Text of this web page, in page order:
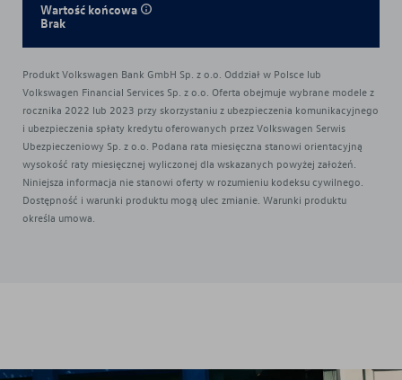
Wartość końcowa
Brak
Produkt Volkswagen Bank GmbH Sp. z o.o. Oddział w Polsce lub
Volkswagen Financial Services Sp. z o.o. Oferta obejmuje wybrane modele z
rocznika 2022 lub 2023 przy skorzystaniu z ubezpieczenia komunikacyjnego
i ubezpieczenia spłaty kredytu oferowanych przez Volkswagen Serwis
Ubezpieczeniowy Sp. z o.o. Podana rata miesięczna stanowi orientacyjną
wysokość raty miesięcznej wyliczonej dla wskazanych powyżej założeń.
Niniejsza informacja nie stanowi oferty w rozumieniu kodeksu cywilnego.
Dostępność i warunki produktu mogą ulec zmianie. Warunki produktu
określa umowa.